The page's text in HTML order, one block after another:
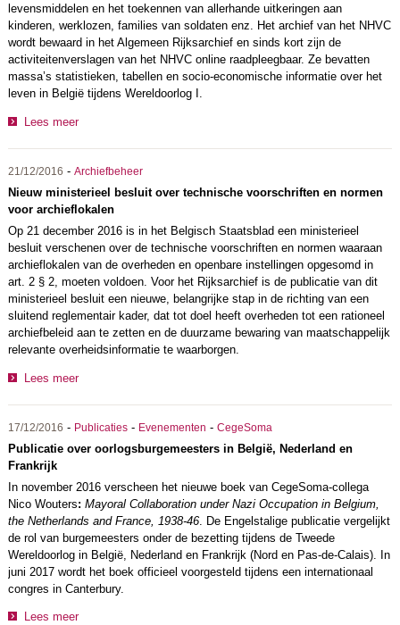
levensmiddelen en het toekennen van allerhande uitkeringen aan
kinderen, werklozen, families van soldaten enz. Het archief van het NHVC
wordt bewaard in het Algemeen Rijksarchief en sinds kort zijn de
activiteitenverslagen van het NHVC online raadpleegbaar. Ze bevatten
massa’s statistieken, tabellen en socio-economische informatie over het
leven in België tijdens Wereldoorlog I.
Lees meer
21/12/2016 - Archiefbeheer
Nieuw ministerieel besluit over technische voorschriften en normen
voor archieflokalen
Op 21 december 2016 is in het Belgisch Staatsblad een ministerieel
besluit verschenen over de technische voorschriften en normen waaraan
archieflokalen van de overheden en openbare instellingen opgesomd in
art. 2 § 2, moeten voldoen. Voor het Rijksarchief is de publicatie van dit
ministerieel besluit een nieuwe, belangrijke stap in de richting van een
sluitend reglementair kader, dat tot doel heeft overheden tot een rationeel
archiefbeleid aan te zetten en de duurzame bewaring van maatschappelijk
relevante overheidsinformatie te waarborgen.
Lees meer
17/12/2016 - Publicaties- Evenementen - CegeSoma
Publicatie over oorlogsburgemeesters in België, Nederland en
Frankrijk
In november 2016 verscheen het nieuwe boek van CegeSoma-collega
Nico Wouters: Mayoral Collaboration under Nazi Occupation in Belgium,
the Netherlands and France, 1938-46. De Engelstalige publicatie vergelijkt
de rol van burgemeesters onder de bezetting tijdens de Tweede
Wereldoorlog in België, Nederland en Frankrijk (Nord en Pas-de-Calais). In
juni 2017 wordt het boek officieel voorgesteld tijdens een internationaal
congres in Canterbury.
Lees meer